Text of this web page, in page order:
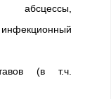
абсцессы,
(в т.ч.